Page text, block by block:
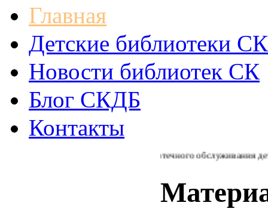
Главная
Детские библиотеки СК
Новости библиотек СК
Блог СКДБ
Контакты
Из Концепции библиотечного обслуживания